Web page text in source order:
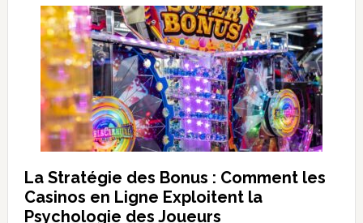
La Stratégie des Bonus : Comment les
Casinos en Ligne Exploitent la
Psychologie des Joueurs